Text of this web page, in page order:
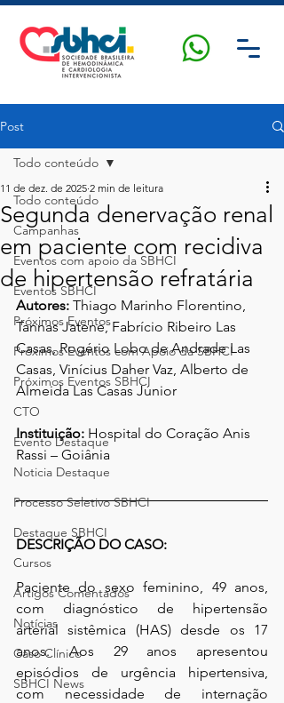
Post
Todo conteúdo
Campanhas
Eventos com apoio da SBHCI
Eventos SBHCI
Próximos Eventos
Próximos Eventos com Apoio da SBHCI
Próximos Eventos SBHCI
CTO
Evento Destaque
Noticia Destaque
Processo Seletivo SBHCI
Destaque SBHCI
Cursos
Artigos Comentados
Notícias
Caso Clínico
SBHCI News
Todo conteúdo
Segunda denervação renal
em paciente com recidiva
de hipertensão refratária
11 de dez. de 2025 2 min de leitura
Autores: Thiago Marinho Florentino,
Tannas Jatene, Fabrício Ribeiro Las
Casas, Rogério Lobo de Andrade Las
Casas, Vinícius Daher Vaz, Alberto de
Almeida Las Casas Júnior
Instituição: Hospital do Coração Anis
Rassi – Goiânia
DESCRIÇÃO DO CASO:
Paciente do sexo feminino, 49 anos,
com diagnóstico de hipertensão
arterial sistêmica (HAS) desde os 17
anos. Aos 29 anos apresentou
episódios de urgência hipertensiva,
com necessidade de internação